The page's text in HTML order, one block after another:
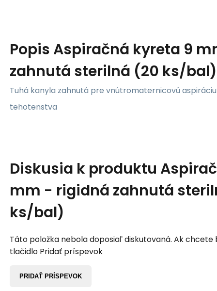
Popis Aspiračná kyreta 9
zahnutá sterilná (20 ks/bal)
Tuhá kanyla zahnutá pre vnútromaternicovú
tehotenstva
Diskusia k produktu
mm - rigidná zahnutá
ks/bal)
Táto položka nebola doposiaľ diskutovaná. Ak chcete
tlačidlo Pridať príspevok
PRIDAŤ PRÍSPEVOK